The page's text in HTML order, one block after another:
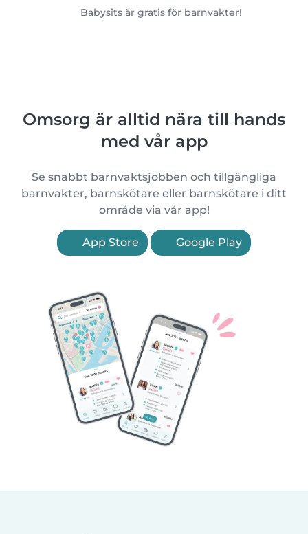
Babysits är gratis för barnvakter!
Omsorg är alltid nära till hands
med vår app
Se snabbt barnvaktsjobben och tillgängliga
barnvakter, barnskötare eller barnskötare i ditt
område via vår app!
App Store Google Play